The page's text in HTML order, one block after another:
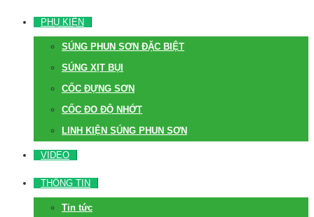
PHỤ KIỆN
SÚNG PHUN SƠN ĐẶC BIỆT
SÚNG XỊT BỤI
CỐC ĐỰNG SƠN
CỐC ĐO ĐỘ NHỚT
LINH KIỆN SÚNG PHUN SƠN
VIDEO
THÔNG TIN
Tin tức